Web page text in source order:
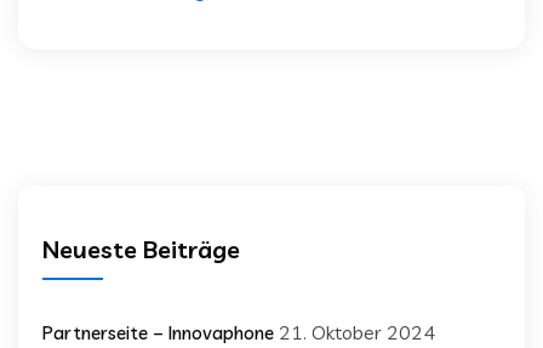
Neueste Beiträge
Partnerseite – Innovaphone 21. Oktober 2024